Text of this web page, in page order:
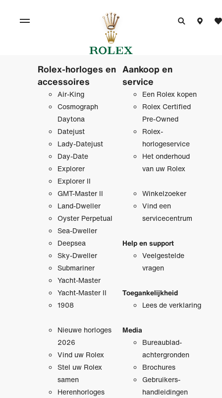
Rolex-horloges en
accessoires
Air-King
Cosmograph
Daytona
Datejust
Lady-Datejust
Day-Date
Explorer
Explorer II
GMT-Master II
Land-Dweller
Oyster Perpetual
Sea-Dweller
Deepsea
Sky-Dweller
Submariner
Yacht-Master
Yacht-Master II
1908
Nieuwe horloges
2026
Vind uw Rolex
Stel uw Rolex
samen
Herenhorloges
Aankoop en
service
Een Rolex kopen
Rolex Certified
Pre‑Owned
Rolex-
horlogeservice
Het onderhoud
van uw Rolex
Winkelzoeker
Vind een
servicecentrum
Help en support
Veelgestelde
vragen
Toegankelijkheid
Lees de verklaring
Media
Bureaublad­
achtergronden
Brochures
Gebruikers­
handleidingen